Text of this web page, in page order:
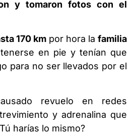
y tomaron fotos con el
170 km por hora la familia
en pie y tenían que
para no ser llevados por el
revuelo en redes
y adrenalina que
harías lo mismo?